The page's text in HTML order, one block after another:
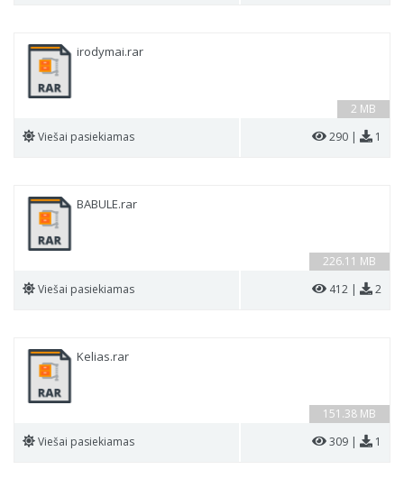
2 MB
irodymai.rar
Viešai pasiekiamas 290 | 1
226.11 MB
BABULE.rar
Viešai pasiekiamas 412 | 2
151.38 MB
Kelias.rar
Viešai pasiekiamas 309 | 1